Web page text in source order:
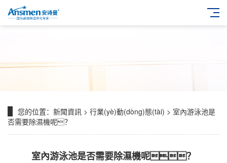
您的位置： 新聞資訊 > 行業(yè)動(dòng)態(tài) > 室內游泳池是
否需要除濕機呢？
室內游泳池是否需要除濕機呢？